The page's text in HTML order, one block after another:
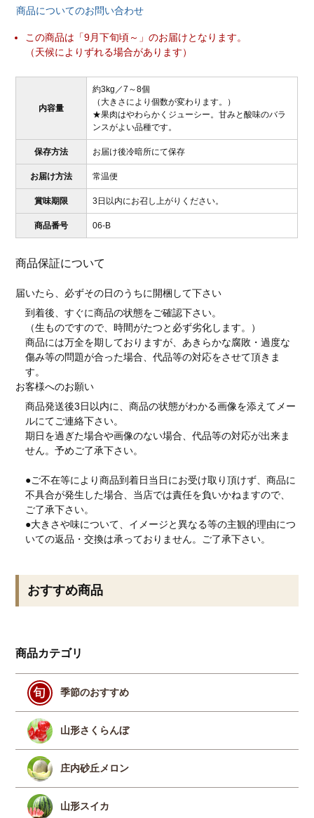
商品についてのお問い合わせ
この商品は「9月下旬頃～」のお届けとなります。
（天候によりずれる場合があります）
内容量
約3kg／7～8個
（大きさにより個数が変わります。）
★果肉はやわらかくジューシー。甘みと酸味のバラ
ンスがよい品種です。
保存方法 お届け後冷暗所にて保存
お届け方法 常温便
賞味期限 3日以内にお召し上がりください。
商品番号 06-B
商品保証について
届いたら、必ずその日のうちに開梱して下さい
到着後、すぐに商品の状態をご確認下さい。
（生ものですので、時間がたつと必ず劣化します。）
商品には万全を期しておりますが、あきらかな腐敗・過度な
傷み等の問題が合った場合、代品等の対応をさせて頂きま
す。
お客様へのお願い
商品発送後3日以内に、商品の状態がわかる画像を添えてメー
ルにてご連絡下さい。
期日を過ぎた場合や画像のない場合、代品等の対応が出来ま
せん。予めご了承下さい。
●ご不在等により商品到着日当日にお受け取り頂けず、商品に
不具合が発生した場合、当店では責任を負いかねますので、
ご了承下さい。
●大きさや味について、イメージと異なる等の主観的理由につ
いての返品・交換は承っておりません。ご了承下さい。
おすすめ商品
商品カテゴリ
季節のおすすめ
山形さくらんぼ
庄内砂丘メロン
山形スイカ